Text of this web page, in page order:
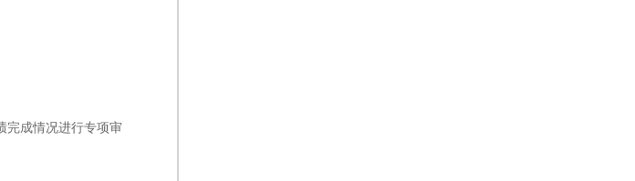
完成情况进行专项审